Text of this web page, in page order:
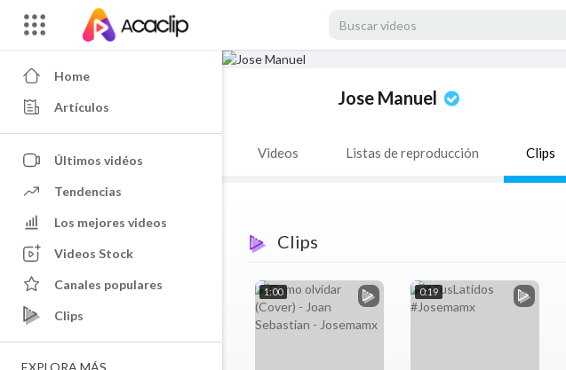
Jose Manuel
Videos Listas de reproducción Clips
Clips
1:00 0:19
Home
Artículos
Últimos vidéos
Tendencias
Los mejores videos
Videos Stock
Canales populares
Clips
EXPLORA MÁS